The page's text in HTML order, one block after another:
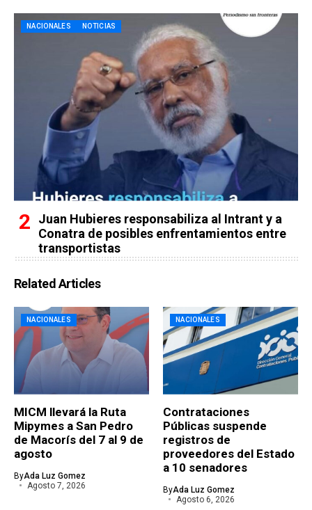
NACIONALES NOTICIAS
Juan Hubieres responsabiliza al Intrant y a
Conatra de posibles enfrentamientos entre
transportistas
Related Articles
NACIONALES
MICM llevará la Ruta
Mipymes a San Pedro
de Macorís del 7 al 9 de
agosto
ByAda Luz Gomez
Agosto 7, 2026
NACIONALES
Contrataciones
Públicas suspende
registros de
proveedores del Estado
a 10 senadores
ByAda Luz Gomez
Agosto 6, 2026